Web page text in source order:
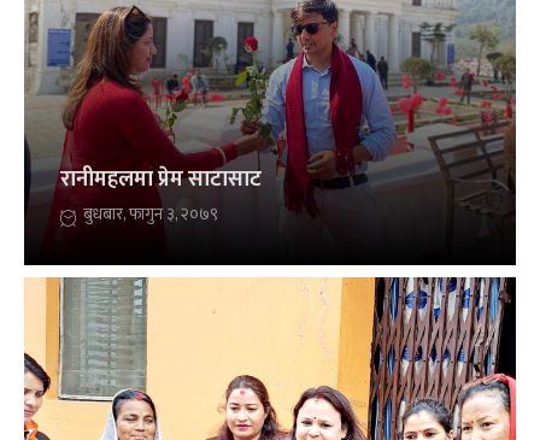
रानीमहलमा प्रेम साटासाट
बुधबार, फागुन ३, २०७९